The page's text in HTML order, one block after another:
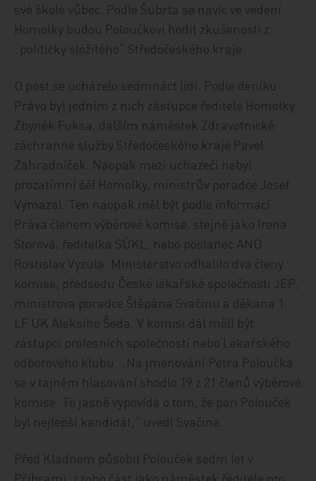
své škole vůbec. Podle Šubrta se navíc ve vedení
Homolky budou Poloučkovi hodit zkušenosti z
„politicky složitého“ Středočeského kraje.
O post se ucházelo sedmnáct lidí. Podle deníku
Právo byl jedním z nich zástupce ředitele Homolky
Zbyněk Fuksa, dalším náměstek Zdravotnické
záchranné služby Středočeského kraje Pavel
Zahradníček. Naopak mezi uchazeči nebyl
prozatímní šéf Homolky, ministrův poradce Josef
Vymazal. Ten naopak měl být podle informací
Práva členem výběrové komise, stejně jako Irena
Storová, ředitelka SÚKL, nebo poslanec ANO
Rostislav Vyzula. Ministerstvo odhalilo dva členy
komise, předsedu České lékařské společnosti JEP,
ministrova poradce Štěpána Svačinu a děkana 1.
LF UK Aleksiho Šeda. V komisi dál měli být
zástupci profesních společností nebo Lékařského
odborového klubu. „Na jmenování Petra Poloučka
se v tajném hlasování shodlo 19 z 21 členů výběrové
komise. To jasně vypovídá o tom, že pan Polouček
byl nejlepší kandidát,“ uvedl Svačina.
Před Kladnem působil Polouček sedm let v